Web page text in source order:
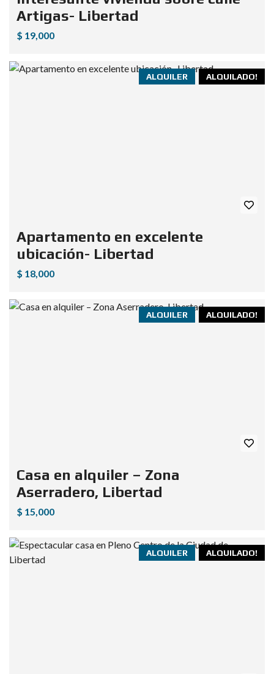
Artigas- Libertad
$ 19,000
ALQUILADO!
ALQUILER
Apartamento en excelente
ubicación- Libertad
$ 18,000
ALQUILADO!
ALQUILER
Casa en alquiler – Zona
Aserradero, Libertad
$ 15,000
ALQUILADO!
ALQUILER